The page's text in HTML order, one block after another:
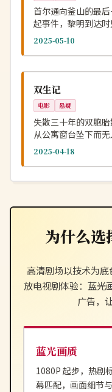
首尔通向釜山的最
起事件，黎明到达时
2025-05-10
中国
双生记
电影 悬疑
失散三十年的双胞
从公寓窗台坠下而无
2025-04-18
为什么选
高清剧场以技术为
放电视剧体验：蓝光
广告，
蓝光画质
1080P 起步，热剧
幕匹配，画面细节